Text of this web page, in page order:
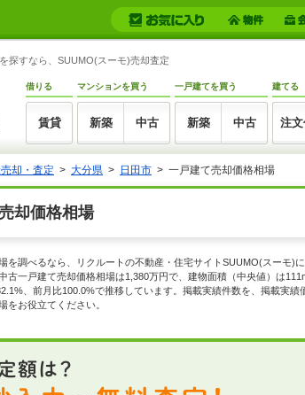
探すなら、SUUMO(スーモ)売却査定
借りる
賃貸
マンションを買う
新築 中古
一戸建てを買う
新築 中古
建てる
注
却・査定 大分県 日田市 一戸建て売却価格相場
却価格相場
を調べるなら、リクルートの不動産・住宅サイトSUUMO(スーモ)
古一戸建て売却価格相場は1,380万円で、建物面積（中央値）は
、前月比100.0%で推移しています。掲載実績件数を、掲載実
をお役立てください。